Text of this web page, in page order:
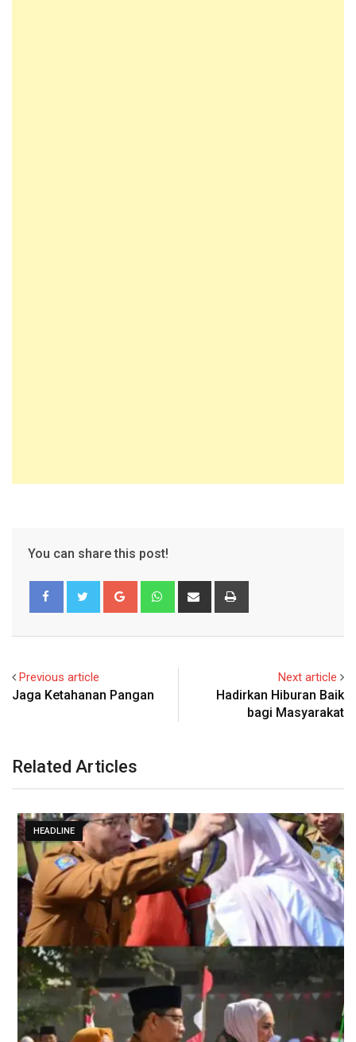
You can share this post!
Google+ WhatsappShare
Previous article
Jaga Ketahanan Pangan
Next article
Hadirkan Hiburan Baik
bagi Masyarakat
Related Articles
HEADLINE